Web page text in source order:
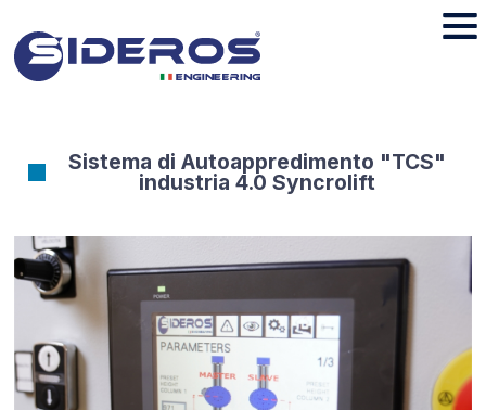
Sistema di Autoappredimento "TCS"
industria 4.0 Syncrolift